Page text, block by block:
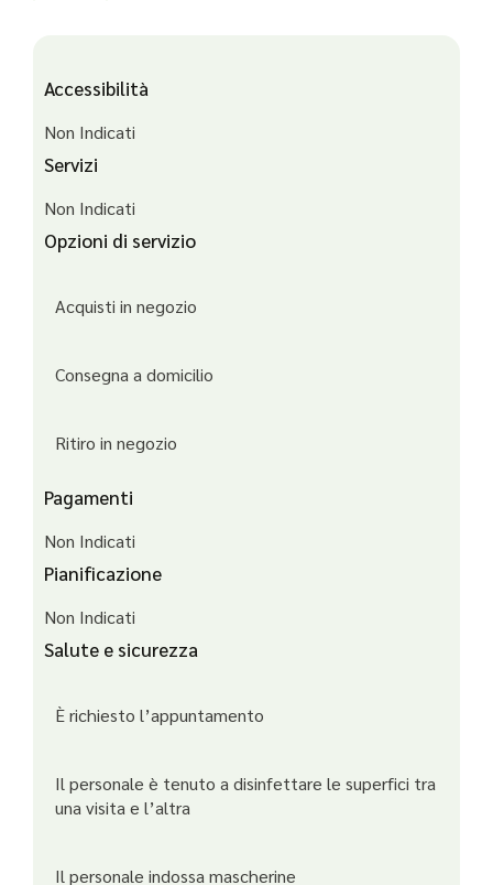
Accessibilità
Non Indicati
Servizi
Non Indicati
Opzioni di servizio
Acquisti in negozio
Consegna a domicilio
Ritiro in negozio
Pagamenti
Non Indicati
Pianificazione
Non Indicati
Salute e sicurezza
È richiesto l’appuntamento
Il personale è tenuto a disinfettare le superfici tra
una visita e l’altra
Il personale indossa mascherine